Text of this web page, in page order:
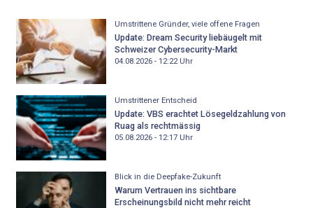
Umstrittene Gründer, viele offene Fragen
Update: Dream Security liebäugelt mit
Schweizer Cybersecurity-Markt
04.08.2026 - 12:22Uhr
Umstrittener Entscheid
Update: VBS erachtet Lösegeldzahlung von
Ruag als rechtmässig
05.08.2026 - 12:17Uhr
Blick in die Deepfake-Zukunft
Warum Vertrauen ins sichtbare
Erscheinungsbild nicht mehr reicht